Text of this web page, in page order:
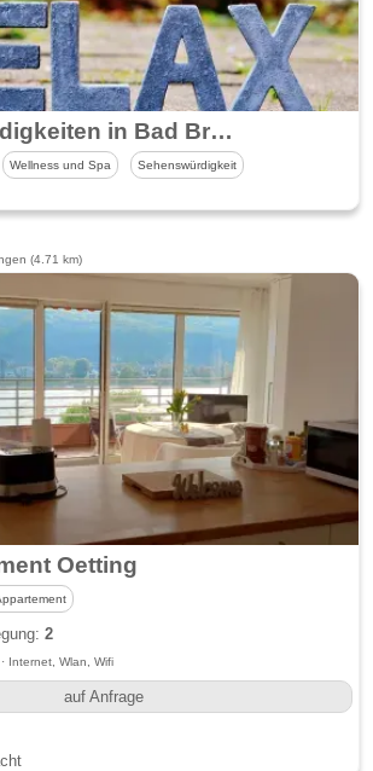
Sehenswürdigkeiten in Bad Breisig
Wellness und Spa Sehenswürdigkeit
(4.71 km)
Oetting
2
Internet, Wlan, Wifi
auf Anfrage